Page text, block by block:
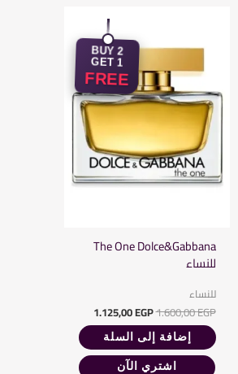
BUY 2
GET 1
FREE
The One Dolce&Gabbana
للنساء
للنساء
1.600,00EGP
هو:
1.600,00 EGP.
1.125,00EGP
هو:
1.125,00 EGP.
إضافة إلى السلة
اشتري الآن